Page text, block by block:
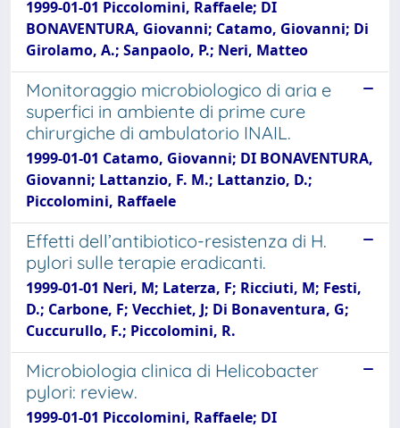
1999-01-01 Piccolomini, Raffaele; DI
BONAVENTURA, Giovanni; Catamo, Giovanni; Di
Girolamo, A.; Sanpaolo, P.; Neri, Matteo
Monitoraggio microbiologico di aria e
superfici in ambiente di prime cure
chirurgiche di ambulatorio INAIL.
1999-01-01 Catamo, Giovanni; DI BONAVENTURA,
Giovanni; Lattanzio, F. M.; Lattanzio, D.;
Piccolomini, Raffaele
Effetti dell’antibiotico-resistenza di H.
pylori sulle terapie eradicanti.
1999-01-01 Neri, M; Laterza, F; Ricciuti, M; Festi,
D.; Carbone, F; Vecchiet, J; Di Bonaventura, G;
Cuccurullo, F.; Piccolomini, R.
Microbiologia clinica di Helicobacter
pylori: review.
1999-01-01 Piccolomini, Raffaele; DI